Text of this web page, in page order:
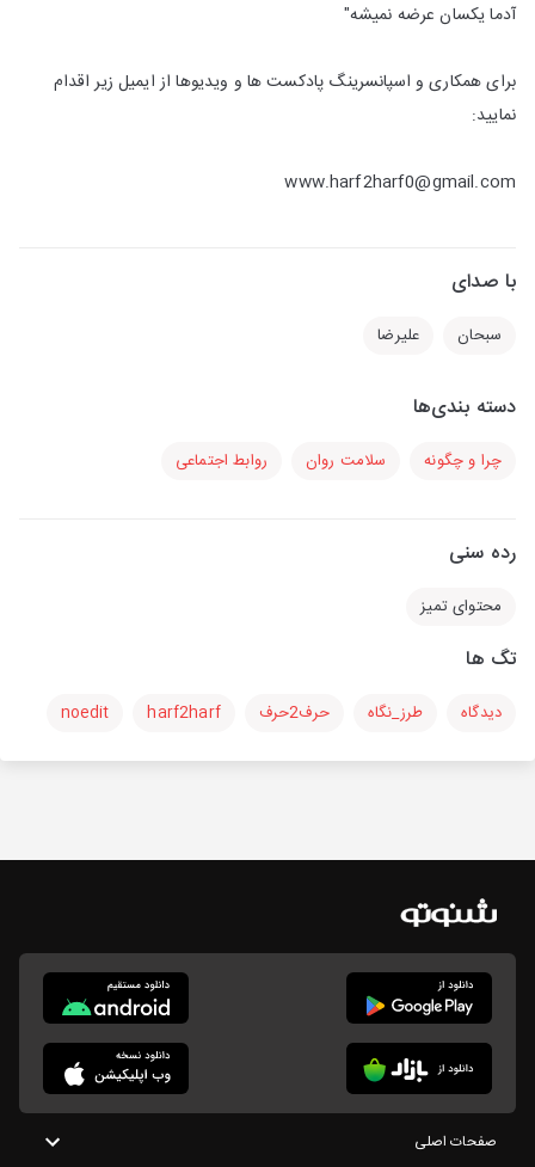
آدما یکسان عرضه نمیشه"
برای همکاری و اسپانسرینگ پادکست ها و ویدیوها از ایمیل زیر اقدام
نمایید:
www.harf2harf0@gmail.com
با صدای
سبحان علیرضا
دسته بندی‌ها
چرا و چگونه سلامت روان روابط اجتماعی
رده سنی
محتوای تمیز
تگ ها
دیدگاه طرز_نگاه حرف2حرف harf2harf
noedit
صفحات اصلی